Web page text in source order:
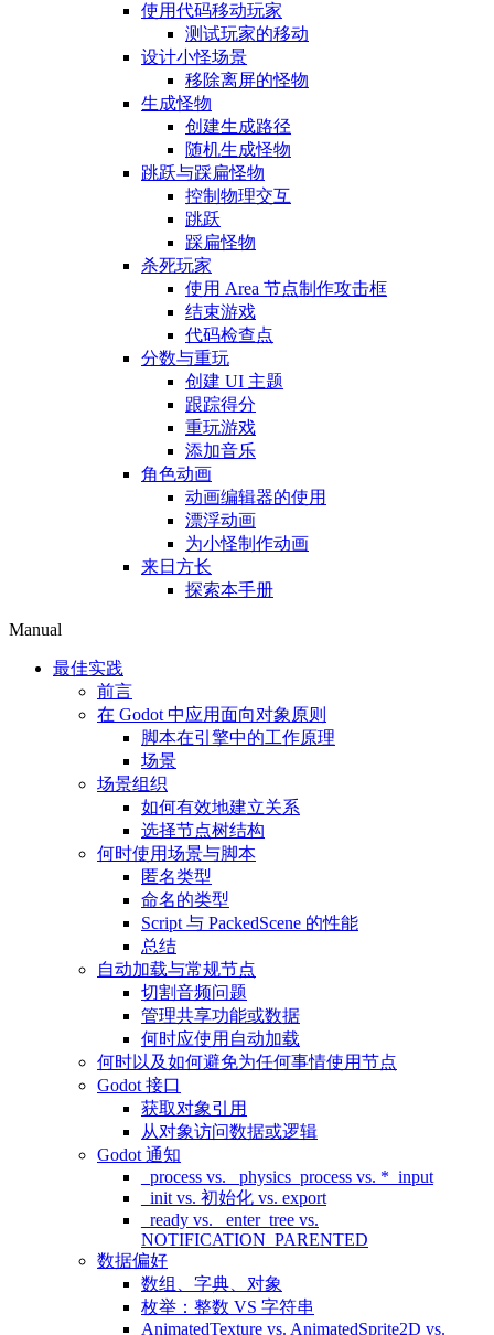
使用代码移动玩家
测试玩家的移动
设计小怪场景
移除离屏的怪物
生成怪物
创建生成路径
随机生成怪物
跳跃与踩扁怪物
控制物理交互
跳跃
踩扁怪物
杀死玩家
使用 Area 节点制作攻击框
结束游戏
代码检查点
分数与重玩
创建 UI 主题
跟踪得分
重玩游戏
添加音乐
角色动画
动画编辑器的使用
漂浮动画
为小怪制作动画
来日方长
探索本手册
Manual
最佳实践
前言
在 Godot 中应用面向对象原则
脚本在引擎中的工作原理
场景
场景组织
如何有效地建立关系
选择节点树结构
何时使用场景与脚本
匿名类型
命名的类型
Script 与 PackedScene 的性能
总结
自动加载与常规节点
切割音频问题
管理共享功能或数据
何时应使用自动加载
何时以及如何避免为任何事情使用节点
Godot 接口
获取对象引用
从对象访问数据或逻辑
Godot 通知
_process vs. _physics_process vs. *_input
_init vs. 初始化 vs. export
_ready vs. _enter_tree vs.
NOTIFICATION_PARENTED
数据偏好
数组、字典、对象
枚举：整数 VS 字符串
AnimatedTexture vs. AnimatedSprite2D vs.